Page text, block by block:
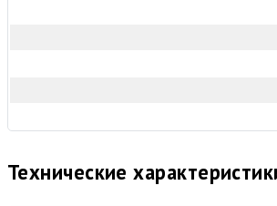
Технические